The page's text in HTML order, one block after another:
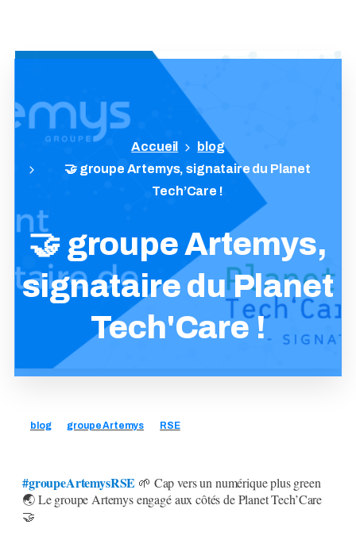
🤝 groupe Artemys,
signataire du Planet
Tech'Care !
blog
🤝 groupe Artemys, signataire du Planet
Tech’Care !
blog groupe Artemys RSE
#groupeArtemysRSE 🌱 Cap vers un numérique plus green
🌏 Le groupe Artemys engagé aux côtés de Planet Tech’Care
🤝